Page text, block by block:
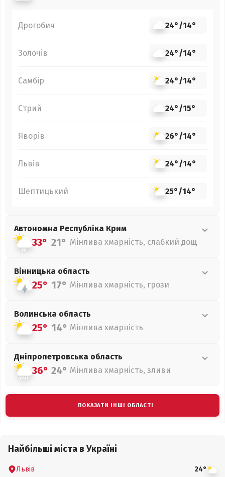
Дрогобич 24°/14°
Золочів 24°/14°
Самбір 24°/14°
Стрий 24°/15°
Яворів 26°/14°
Львів 24°/14°
Шептицький 25°/14°
Автономна Республіка Крим
33° 21° Мінлива хмарність, слабкий дощ
Вінницька область
25° 17° Мінлива хмарність, грози
Волинська область
25° 14° Мінлива хмарність
Дніпропетровська область
36° 24° Мінлива хмарність, зливи
ПОКАЗАТИ ІНШІ ОБЛАСТІ
Найбільші міста в Україні
Львів 24°